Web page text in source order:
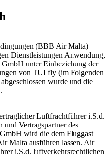
(BBB Air Malta)
Dienstleistungen Anwendung,
unter Einbeziehung der
von TUI fly (im Folgenden
wurde und die
Luftfrachtführer i.S.d.
Vertragspartner des
wird die dem Fluggast
Malta ausführen lassen. Air
i.S.d. luftverkehrsrechtlichen